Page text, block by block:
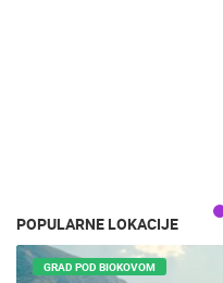
POPULARNE LOKACIJE
GRAD POD BIOKOVOM